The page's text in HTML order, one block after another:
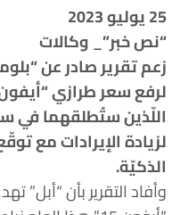
25 يوليو 2023
“نص خبر”_ وكالات
زعم تقرير صادر عن
اللّذين ستُطلقهما في
لزيادة الإيرادات مع
الذكيّة.